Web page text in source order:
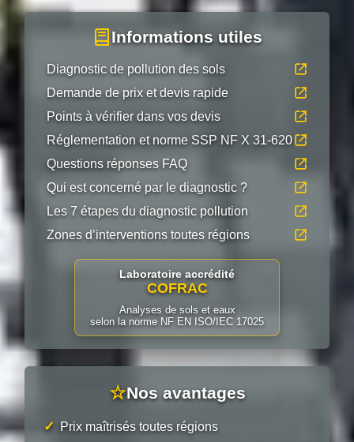
Informations utiles
Diagnostic de pollution des sols
Demande de prix et devis rapide
Points à vérifier dans vos devis
Réglementation et norme SSP NF X 31-620
Questions réponses FAQ
Qui est concerné par le diagnostic ?
Les 7 étapes du diagnostic pollution
Zones d’interventions toutes régions
Laboratoire accrédité
COFRAC
Analyses de sols et eaux
selon la norme NF EN ISO/IEC 17025
☆Nos avantages
✓ Prix maîtrisés toutes régions